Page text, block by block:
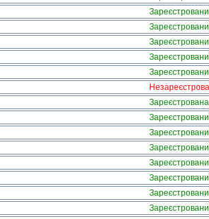
Зареєстрована